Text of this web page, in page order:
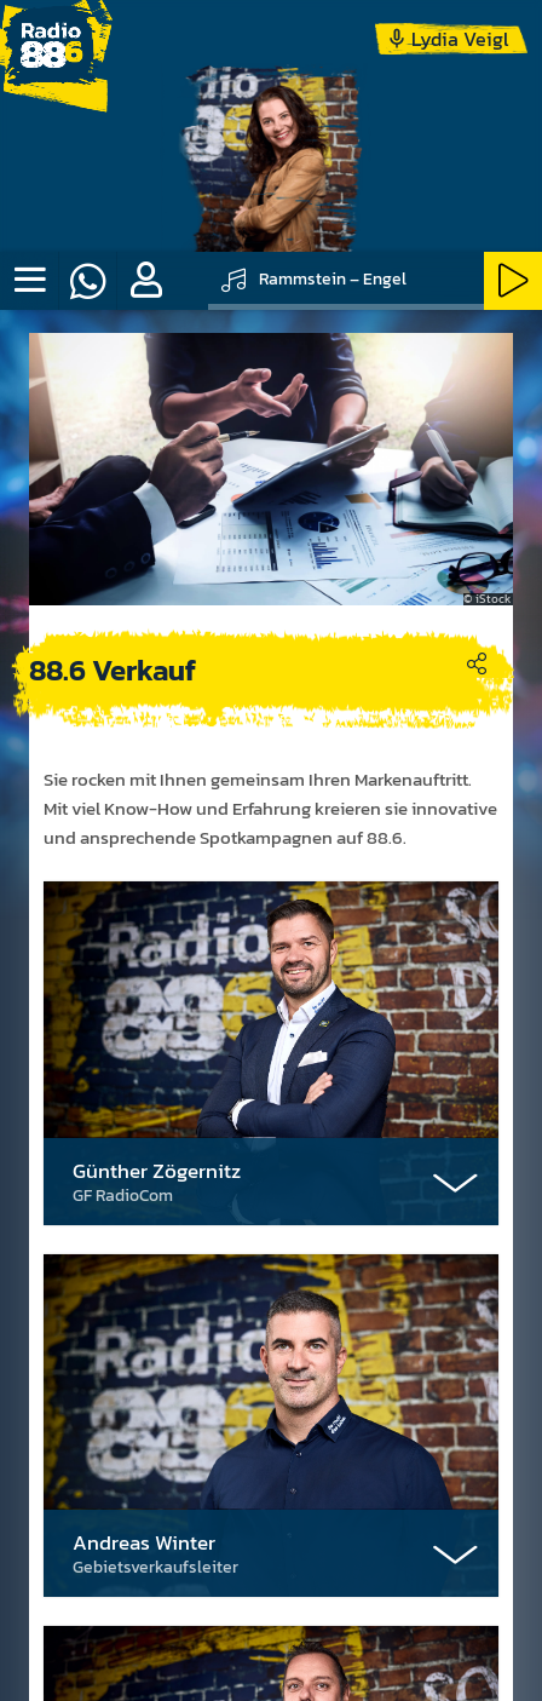
Lydia Veigl
Rammstein – Engel
iStock
88.6 Verkauf
Sie rocken mit Ihnen gem­einsam Ihren Marken­auf­tritt.
Mit viel Know-How und Er­fahr­ung kre­ieren sie inno­vative
und an­sprech­ende Spot­kam­pagnen auf 88.6.
Günther Zögernitz
GF RadioCom
Andreas Winter
Gebietsverkaufsleiter